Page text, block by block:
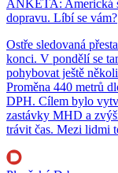
ANKETA: Americká
dopravu. Líbí se vám?
Ostře sledovaná
konci. V pondělí se
pohybovat ještě
Proměna 440 metrů
DPH. Cílem bylo
zastávky MHD a
trávit čas. Mezi lidmi